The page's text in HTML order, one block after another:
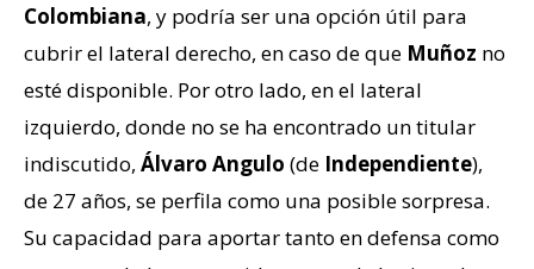
Colombiana, y podría ser una opción útil para
cubrir el lateral derecho, en caso de que Muñoz no
esté disponible. Por otro lado, en el lateral
izquierdo, donde no se ha encontrado un titular
indiscutido, Álvaro Angulo (de Independiente),
de 27 años, se perfila como una posible sorpresa.
Su capacidad para aportar tanto en defensa como